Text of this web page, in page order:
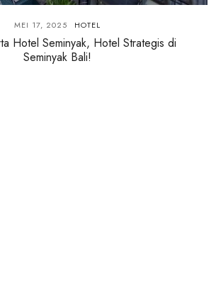
MEI 17, 2025 HOTEL
Hotel Seminyak, Hotel Strategis di
Seminyak Bali!